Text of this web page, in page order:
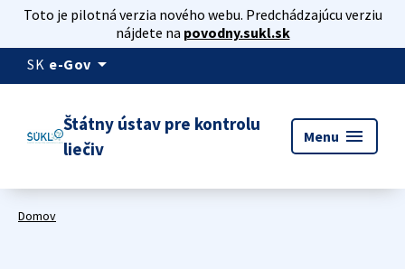
Toto je pilotná verzia nového webu. Predchádzajúcu verziu
nájdete na povodny.sukl.sk
SK e-Gov arrow_drop_down
Štátny ústav pre kontrolu
liečiv
Menu menu
Domov